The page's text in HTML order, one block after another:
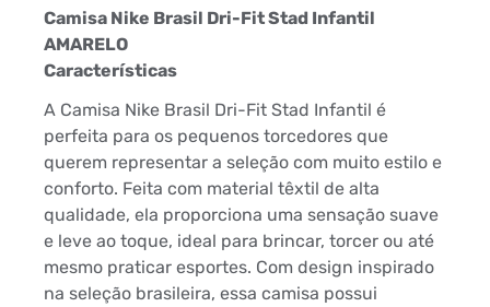
Camisa Nike Brasil Dri-Fit Stad Infantil
AMARELO
Características
A Camisa Nike Brasil Dri-Fit Stad Infantil é
perfeita para os pequenos torcedores que
querem representar a seleção com muito estilo e
conforto. Feita com material têxtil de alta
qualidade, ela proporciona uma sensação suave
e leve ao toque, ideal para brincar, torcer ou até
mesmo praticar esportes. Com design inspirado
na seleção brasileira, essa camisa possui